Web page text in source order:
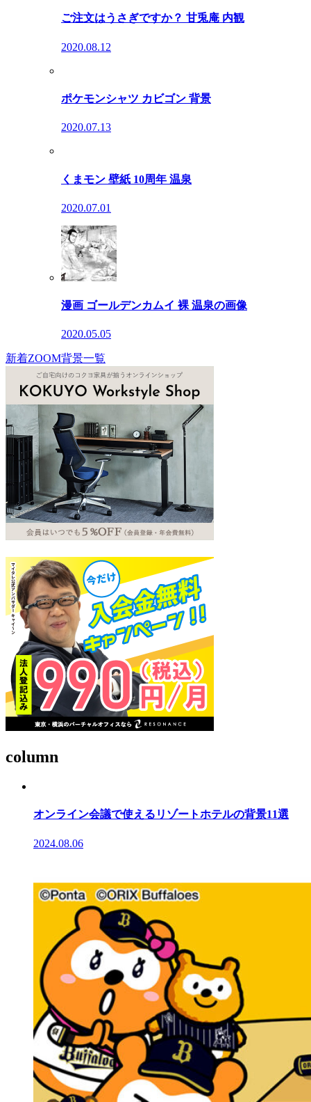
ご注文はうさぎですか？ 甘兎庵 内観
2020.08.12
ポケモンシャツ カビゴン 背景
2020.07.13
くまモン 壁紙 10周年 温泉
2020.07.01
漫画 ゴールデンカムイ 裸 温泉の画像
2020.05.05
新着ZOOM背景一覧
column
オンライン会議で使えるリゾートホテルの背景11選
2024.08.06